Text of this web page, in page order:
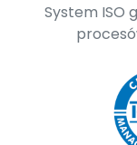
System ISO